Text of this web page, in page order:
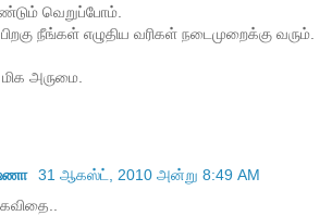
வெறுப்போம்.
நீங்கள் எழுதிய வரிகள் நடைமுறைக்கு வரும்.
மிக அருமை.
31 ஆகஸ்ட், 2010 அன்று 8:49 AM